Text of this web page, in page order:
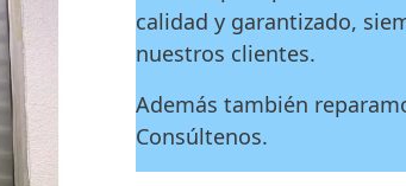
calidad y garantizado,
nuestros clientes.
Además también
Consúltenos.